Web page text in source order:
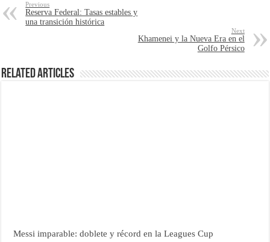
Previous
Reserva Federal: Tasas estables y
una transición histórica
Next
Khamenei y la Nueva Era en el
Golfo Pérsico
Related Articles
Messi imparable: doblete y récord en la Leagues Cup